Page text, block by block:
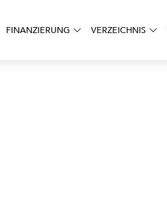
FINANZIERUNG VERZEICHNIS